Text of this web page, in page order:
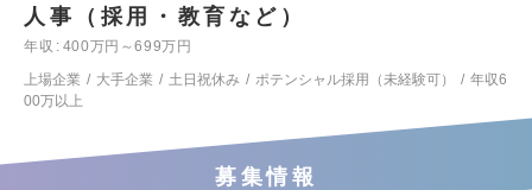
人事（採用・教育など）
年収
400万円～699万円
上場企業
大手企業 土日祝休み ポテンシャル採用（未経験可）
年収6
00万以上
募集情報